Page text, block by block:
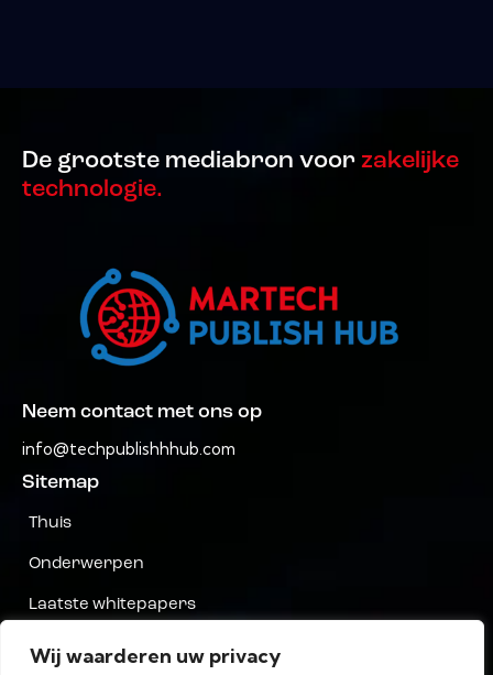
Wij waarderen uw privacy
De grootste mediabron voor zakelijke
technologie.
Neem contact met ons op
info@techpublishhhub.com
Sitemap
Thuis
Onderwerpen
Laatste whitepapers
Bedrijven AZ